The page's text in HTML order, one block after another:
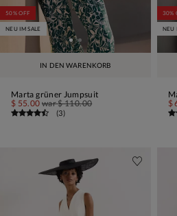
IN DEN WARENKORB
50% OFF
NEU IM SALE
Marta grüner Jumpsuit
$ 55.00 war$ 110.00
(3)
30%
NEU
$